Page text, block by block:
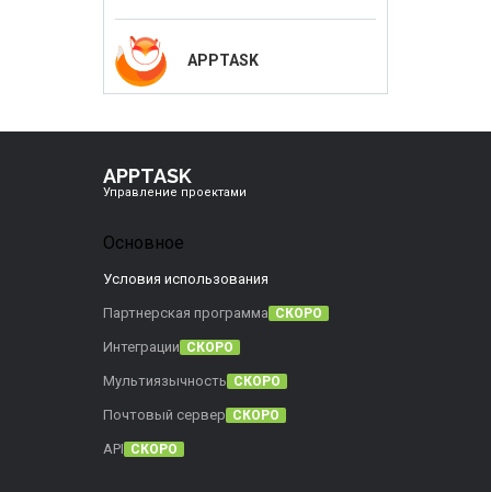
APPTASK
APPTASK
Управление проектами
Основное
Условия использования
Партнерская программа СКОРО
Интеграции СКОРО
Мультиязычность СКОРО
Почтовый сервер СКОРО
API СКОРО